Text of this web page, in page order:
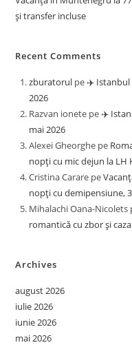
și transfer incluse
Recent Comments
zburatorul pe ✈️ Istanbul
2026
Razvan ionete pe ✈️
mai 2026
Alexei Gheorghe pe
nopți cu mic dejun la LH
Cristina Carare pe
nopți cu demipensiune,
Mihalachi Oana-Nicolets
romantică cu zbor și
Archives
august 2026
iulie 2026
iunie 2026
mai 2026